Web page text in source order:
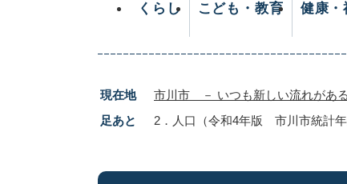
くらし こども・教育 健康・
現在地 市川市 － いつも新しい流れがあ
足あと
2．人口（令和4年版 市川市統計年